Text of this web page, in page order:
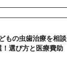
もの虫歯治療を相談
選び方と医療費助